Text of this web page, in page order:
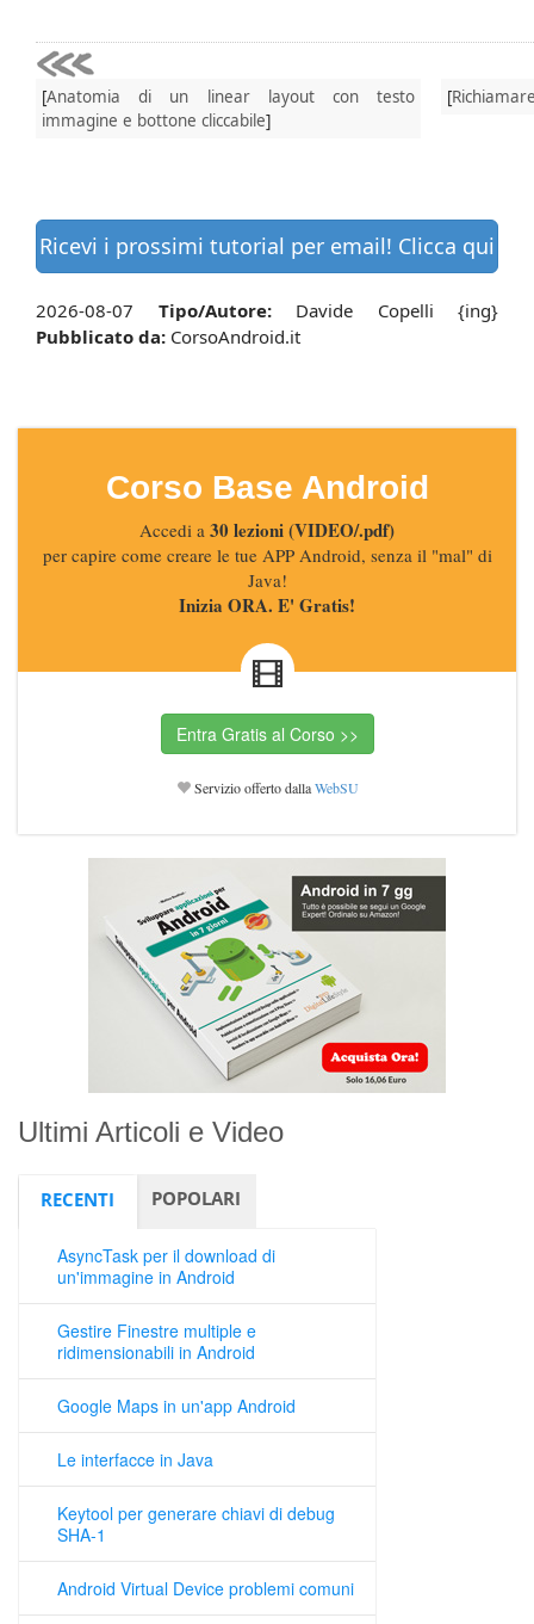
[Anatomia di un linear layout con testo
immagine e bottone cliccabile]
[
Ricevi i prossimi tutorial per email! Clicca qui
2026-08-07 Tipo/Autore:
Davide Copelli {ing}
Pubblicato da: CorsoAndroid.it
Corso Base Android
Accedi a 30 lezioni (VIDEO/.pdf)
per capire come creare le tue APP Android, senza il "mal" di
Java!
Inizia ORA. E' Gratis!
Servizio offerto dallaWebSU
Ultimi Articoli e Video
RECENTI POPOLARI
AsyncTask per il download di
un'immagine in Android
Gestire Finestre multiple e
ridimensionabili in Android
Google Maps in un'app Android
Le interfacce in Java
Keytool per generare chiavi di debug
SHA-1
Android Virtual Device problemi comuni